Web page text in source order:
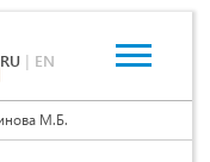
RU | EN
М.Б.